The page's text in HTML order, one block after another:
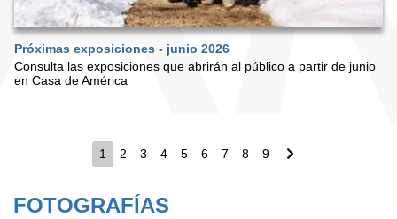
Próximas exposiciones - junio 2026
Consulta las exposiciones que abrirán al público a partir de junio
en Casa de América
Pagination
Current
1 Page
2 Page
3 Page
4 Page
5 Page
6 Page
7 Page
8 Page
9
Next
FOTOGRAFÍAS